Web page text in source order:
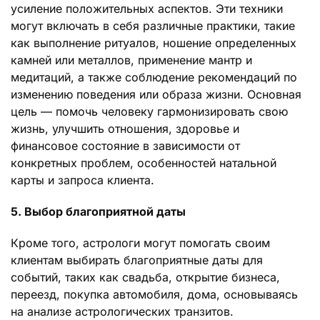
усиление положительных аспектов. Эти техники
могут включать в себя различные практики, такие
как выполнение ритуалов, ношение определенных
камней или металлов, применение мантр и
медитаций, а также соблюдение рекомендаций по
изменению поведения или образа жизни. Основная
цель — помочь человеку гармонизировать свою
жизнь, улучшить отношения, здоровье и
финансовое состояние в зависимости от
конкретных проблем, особенностей натальной
карты и запроса клиента.
5. Выбор благоприятной даты
Кроме того, астрологи могут помогать своим
клиентам выбирать благоприятные даты для
событий, таких как свадьба, открытие бизнеса,
переезд, покупка автомобиля, дома, основываясь
на анализе астрологических транзитов.